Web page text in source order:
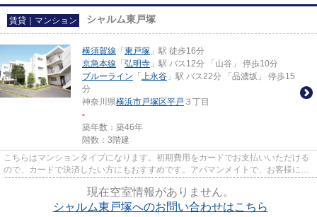
賃貸｜マンション シャルム東戸塚
横須賀線 「 東戸塚 」駅 徒歩16分
京急本線 「 弘明寺 」駅 バス12分 「山谷」 停歩10分
ブルーライン 「 上永谷 」駅 バス22分 「品濃坂」 停歩15
分
神奈川県横浜市戸塚区平戸 ３丁目
-
築年数：築46年
階数：3階建
こちらはマンションタイプになります。初期費用をカードでお支払いいただける
ので、カードで決済したい方にもおすすめです。アパマンメイトで、お客様に適
現在空室情報がありません。
シャルム東戸塚へのお問い合わせはこちら